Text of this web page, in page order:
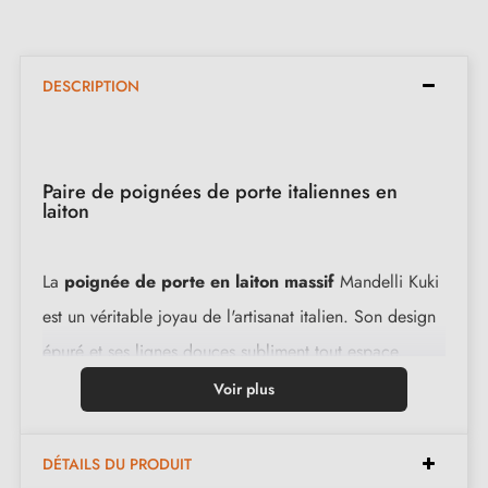
DESCRIPTION
Paire de poignées de porte italiennes en
laiton
La poignée de porte en laiton massif Mandelli Kuki
est un véritable joyau de l'artisanat italien. Son design
épuré et ses lignes douces subliment tout espace.
Cette poignée d’intérieur incarne le luxe et l'élégance
authenticité et modernité.
Voir plus
DÉTAILS DU PRODUIT